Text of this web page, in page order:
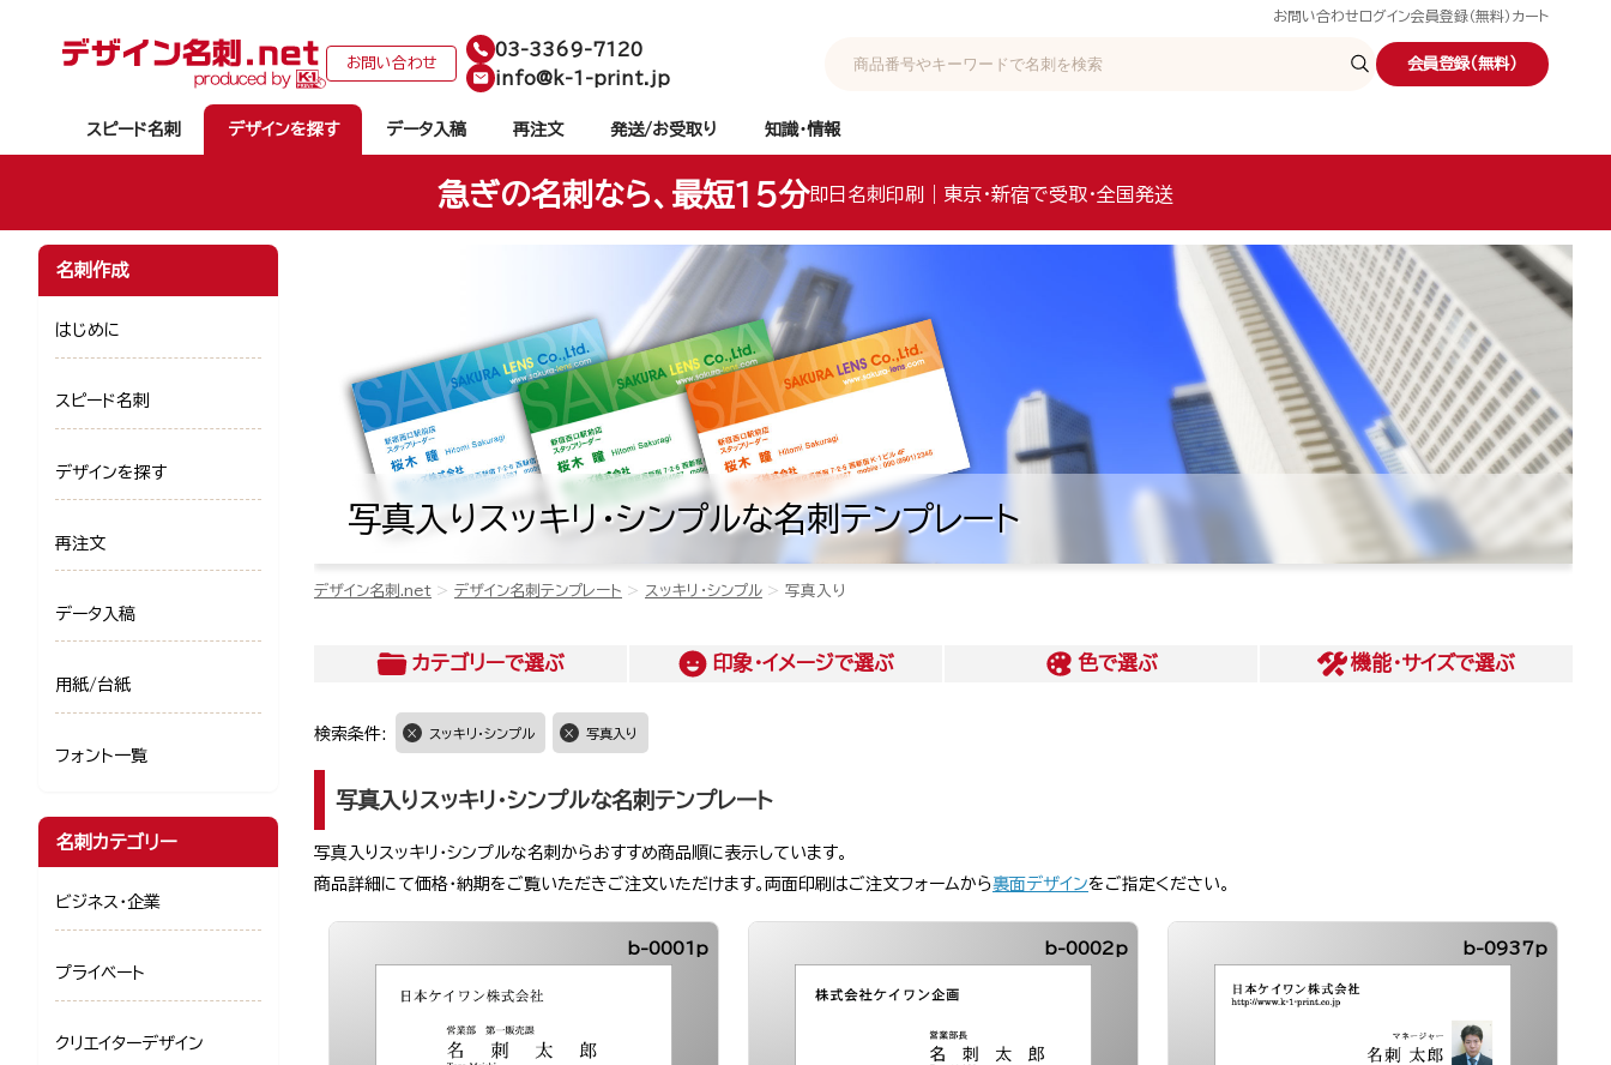
お問い合わせ ログイン会員登録（無料） カート
お問い合わせ
03-3369-7120
info@k-1-print.jp
会員登録（無料）
スピード名刺 デザインを探す データ入稿 再注文 発送/お受取り 知識・情報
急ぎの名刺なら、最短15分即日名刺印刷｜東京・新宿で受取・全国発送
写真入りスッキリ・シンプルな名刺テンプレート
デザイン名刺.net デザイン名刺テンプレート スッキリ・シンプル 写真入り
カテゴリーで選ぶ 印象・イメージで選ぶ 色で選ぶ 機能・サイズで選ぶ
検索条件: スッキリ・シンプル 写真入り
写真入りスッキリ・シンプルな名刺テンプレート
写真入りスッキリ・シンプルな名刺からおすすめ商品順に表示しています。
商品詳細にて価格・納期をご覧いただきご注文いただけます。両面印刷はご注文フォームから裏面デザインをご指定ください。
b-0001p b-0002p b-0937p
名刺作成
はじめに
スピード名刺
デザインを探す
再注文
データ入稿
用紙/台紙
フォント一覧
名刺カテゴリー
ビジネス・企業
プライベート
クリエイターデザイン